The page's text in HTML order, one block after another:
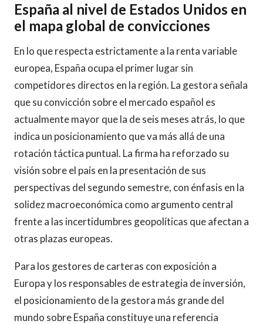
España al nivel de Estados Unidos en
el mapa global de convicciones
En lo que respecta estrictamente a la renta variable
europea, España ocupa el primer lugar sin
competidores directos en la región. La gestora señala
que su convicción sobre el mercado español es
actualmente mayor que la de seis meses atrás, lo que
indica un posicionamiento que va más allá de una
rotación táctica puntual. La firma ha reforzado su
visión sobre el país en la presentación de sus
perspectivas del segundo semestre, con énfasis en la
solidez macroeconómica como argumento central
frente a las incertidumbres geopolíticas que afectan a
otras plazas europeas.
Para los gestores de carteras con exposición a
Europa y los responsables de estrategia de inversión,
el posicionamiento de la gestora más grande del
mundo sobre España constituye una referencia